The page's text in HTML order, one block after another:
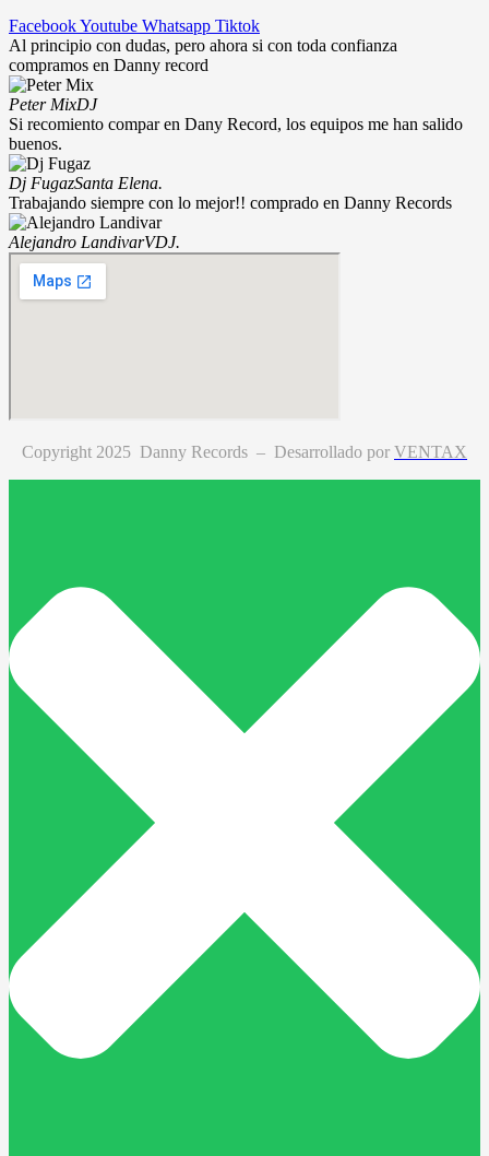
FacebookYoutube Whatsapp Tiktok
Al principio con dudas, pero ahora si con toda confianza
compramos en Danny record
Peter MixDJ
Si recomiento compar en Dany Record, los equipos me han salido
buenos.
Dj FugazSanta Elena.
Trabajando siempre con lo mejor!! comprado en Danny Records
Alejandro LandivarVDJ.
Copyright 2025 Danny Records – Desarrollado por VENTAX